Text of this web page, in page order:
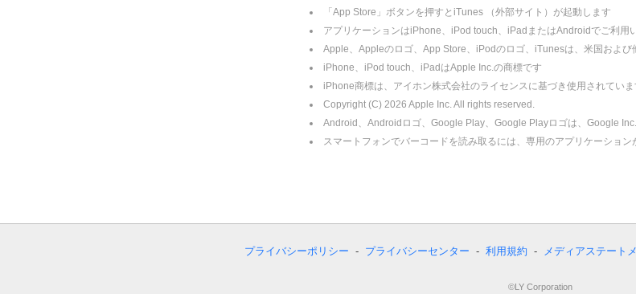
「App Store」ボタンを押すとiTunes （外部サイト）が起動します
アプリケーションはiPhone、iPod touch、iPadまたはAndroidでご利用
Apple、Appleのロゴ、App Store、iPodのロゴ、iTunesは、米国および
iPhone、iPod touch、iPadはApple Inc.の商標です
iPhone商標は、アイホン株式会社のライセンスに基づき使用されていま
Copyright (C) 2026 Apple Inc. All rights reserved.
Android、Androidロゴ、Google Play、Google Playロゴは、Google
スマートフォンでバーコードを読み取るには、専用のアプリケーション
プライバシーポリシー プライバシーセンター 利用規約 メディアステート
©LY Corporation